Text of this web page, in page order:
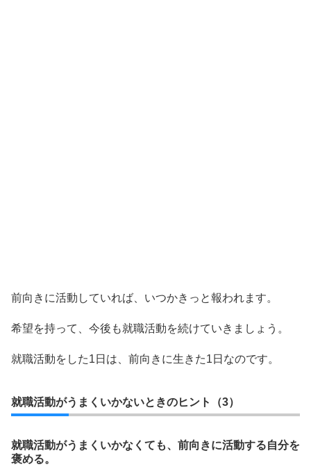
前向きに活動していれば、いつかきっと報われます。
希望を持って、今後も就職活動を続けていきましょう。
就職活動をした1日は、前向きに生きた1日なのです。
就職活動がうまくいかないときのヒント（3）
就職活動がうまくいかなくても、前向きに活動する自分を
褒める。